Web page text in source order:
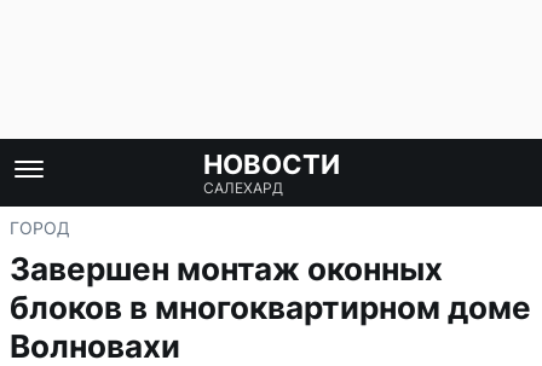
НОВОСТИ
САЛЕХАРД
ГОРОД
Завершен монтаж оконных
блоков в многоквартирном доме
Волновахи